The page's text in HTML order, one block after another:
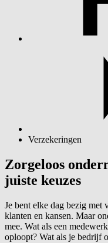
Verzekeringen
Zorgeloos
juiste keuzes
Je bent elke dag bezig
klanten en kansen. Maar
mee. Wat als een
oploopt? Wat als je bedrijf